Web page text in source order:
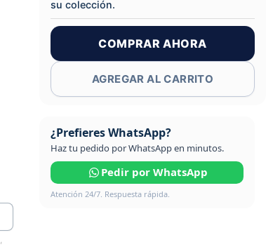
su colección.
COMPRAR AHORA
AGREGAR AL CARRITO
¿Prefieres WhatsApp?
Haz tu pedido por WhatsApp en minutos.
Pedir por WhatsApp
Atención 24/7. Respuesta rápida.